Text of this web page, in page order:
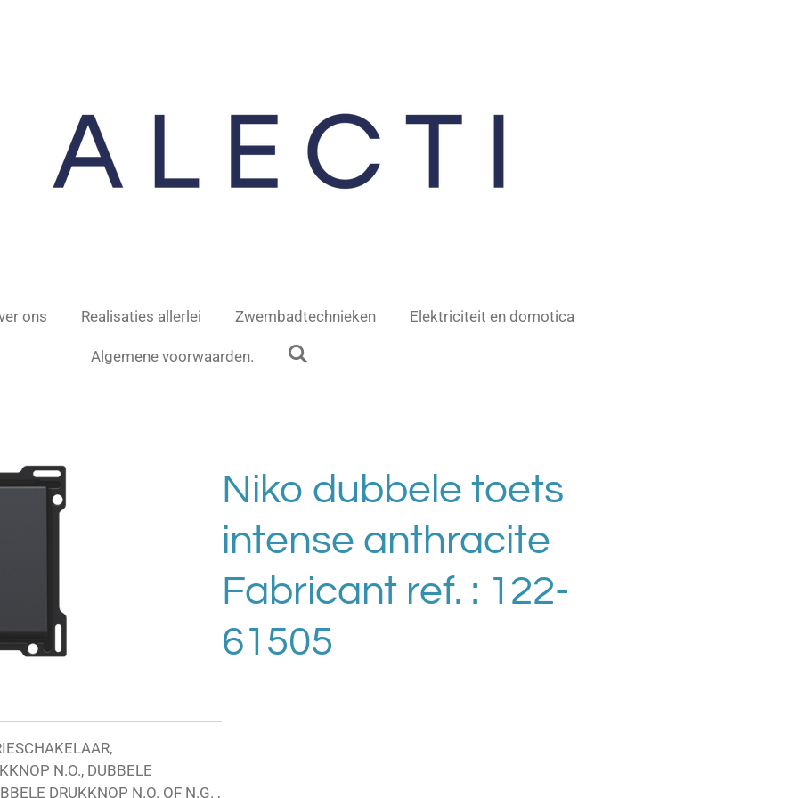
ons Realisaties allerlei Zwembadtechnieken Elektriciteit en domotica
Algemene voorwaarden.
Niko dubbele toets
intense anthracite
Fabricant ref. : 122-
61505
N.O., DUBBELE
DRUKKNOP N.O. OF N.G. ,